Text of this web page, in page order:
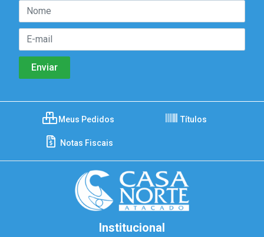
Meus Pedidos Títulos
Notas Fiscais
Institucional